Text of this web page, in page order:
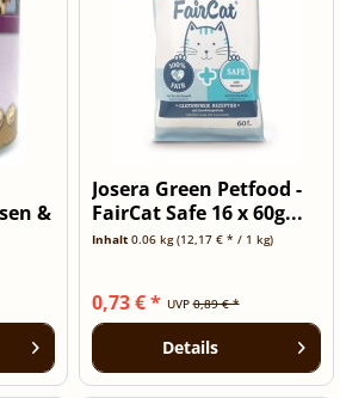
&
Josera Green Petfood -
FairCat Safe 16 x 60g...
Inhalt 0.06 kg(12,17 € * / 1 kg)
UVP0,89 € *
0,73 € *
Details